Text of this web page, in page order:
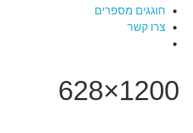
חוגגים מספרים
צרו קשר
1200×628